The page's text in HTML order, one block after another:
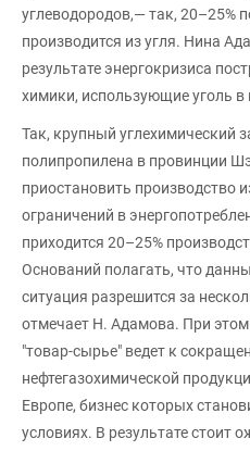
углеводородов,— так, 20–25%
производится из угля. Нина
результате энергокризиса
химики, использующие уголь в
Так, крупный углехимический
полипропилена в провинции
приостановить производство
ограничений в
приходится 20–25%
Оснований полагать, что
ситуация разрешится за
отмечает Н. Адамова. При этом
"товар-сырье" ведет к
нефтегазохимической
Европе, бизнес которых
условиях. В результате стоит